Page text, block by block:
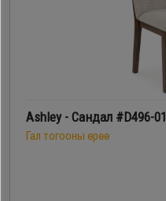
Ashley - Сандал #D496-01
Гал тогооны өрөө